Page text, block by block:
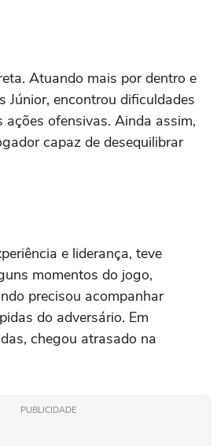
Atuando mais por dentro e
Júnior, encontrou dificuldades
ofensivas. Ainda assim,
capaz de desequilibrar
e liderança, teve
momentos do jogo,
precisou acompanhar
do adversário. Em
chegou atrasado na
PUBLICIDADE